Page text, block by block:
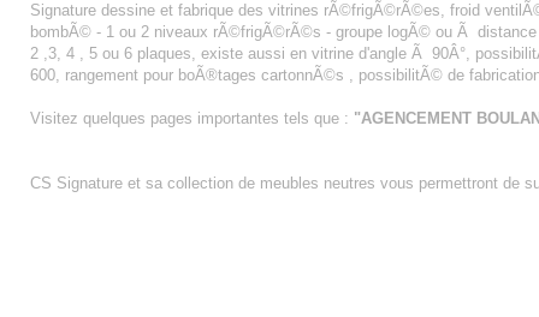
Signature dessine et fabrique des vitrines rÃ©frigÃ©rÃ©es, froid
bombÃ© - 1 ou 2 niveaux rÃ©frigÃ©rÃ©s - groupe logÃ© ou Ã
2 ,3, 4 , 5 ou 6 plaques, existe aussi en vitrine d'angle Ã 90Â°,
600, rangement pour boÃ®tages cartonnÃ©s , possibilitÃ© de
Visitez quelques pages importantes tels que : "AGENCEMENT
CS Signature et sa collection de meubles neutres vous permettront de